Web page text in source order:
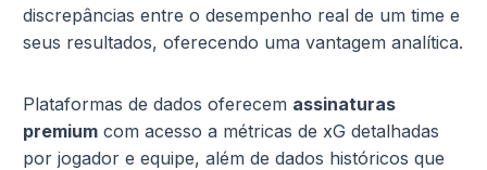
discrepâncias entre o desempenho real de um time e
seus resultados, oferecendo uma vantagem analítica.
Plataformas de dados oferecem assinaturas
premiumcom acesso a métricas de xG detalhadas
por jogador e equipe, além de dados históricos que